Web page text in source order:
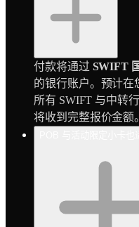
付款将通过 SWIFT
的银行账户。预计在
所有 SWIFT 与中转
将收到完整报价金额。